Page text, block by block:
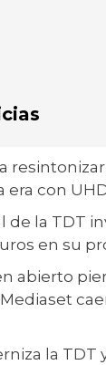
era con
de la TDT
en su
abierto
la TDT